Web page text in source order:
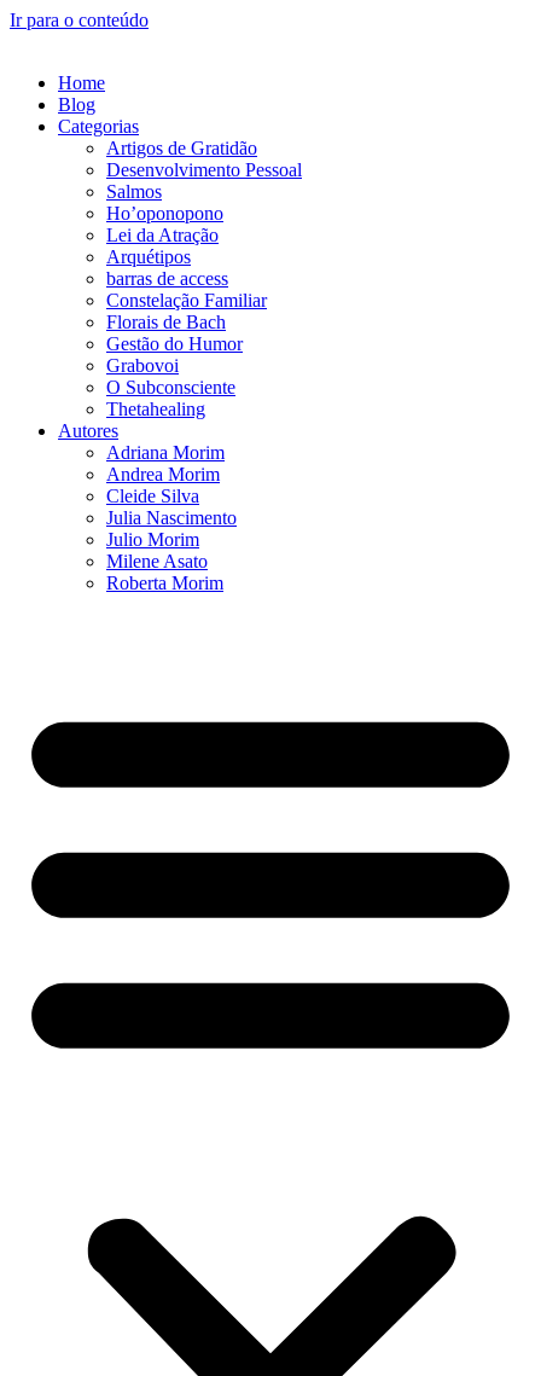
Ir para o conteúdo
Home
Blog
Categorias
Artigos de Gratidão
Desenvolvimento Pessoal
Salmos
Ho’oponopono
Lei da Atração
Arquétipos
barras de access
Constelação Familiar
Florais de Bach
Gestão do Humor
Grabovoi
O Subconsciente
Thetahealing
Autores
Adriana Morim
Andrea Morim
Cleide Silva
Julia Nascimento
Julio Morim
Milene Asato
Roberta Morim